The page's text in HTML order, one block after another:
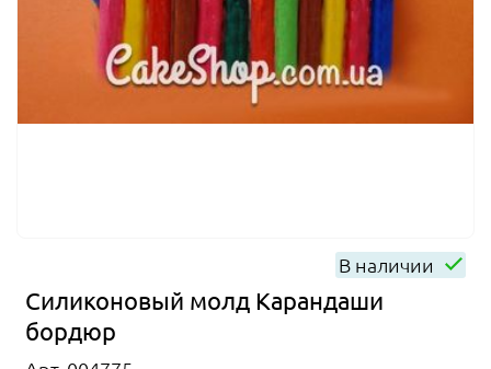
В наличии
Силиконовый молд Карандаши
бордюр